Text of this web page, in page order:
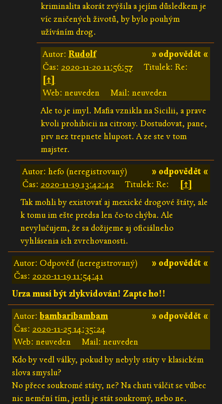
kriminalita akorát zvýšila a jejím důsledkem je
víc zničených životů, by bylo pouhým
užíváním drog.
» odpovědět «
Autor:Rudolf
Čas: 2020-11-20 11:56:57
Titulek: Re:
[↑]
Web: neuveden
Mail: neuveden
Ale to je imyl. Mafia vznikla na Sicilii, a prave
kvoli prohibicii na citrony. Dostudovat, pane,
prv nez trepnete hlupost. A ze ste v tom
majster.
» odpovědět «
Autor: hefo (neregistrovaný)
Čas: 2020-11-19 13:42:42 Titulek: Re:
[↑]
Tak mohli by existovať aj mexické drogové štáty, ale
k tomu im ešte predsa len čo-to chýba. Ale
nevylučujem, že sa dožijeme aj oficiálneho
vyhlásenia ich zvrchovanosti.
» odpovědět «
Autor: Odpověď (neregistrovaný)
Čas: 2020-11-19 11:54:41
Urza musí být zlykvidován! Zapte ho!!
» odpovědět «
Autor: bambaribambam
Čas: 2020-11-25 14:35:24
Web: neuveden
Mail: neuveden
Kdo by vedl války, pokud by nebyly státy v klasickém
slova smyslu?
No přece soukromé státy, ne? Na chuti válčit se vůbec
nic nemění tím, jestli je stát soukromý, nebo ne.